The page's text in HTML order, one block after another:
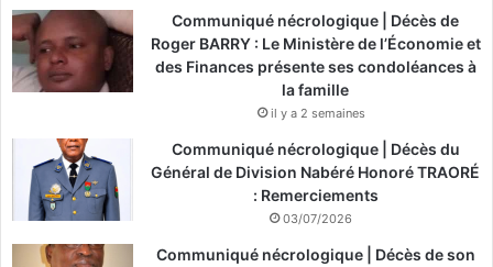
Communiqué nécrologique | Décès de
Roger BARRY : Le Ministère de l’Économie et
des Finances présente ses condoléances à
la famille
il y a 2 semaines
Communiqué nécrologique | Décès du
Général de Division Nabéré Honoré TRAORÉ
: Remerciements
03/07/2026
Communiqué nécrologique | Décès de son